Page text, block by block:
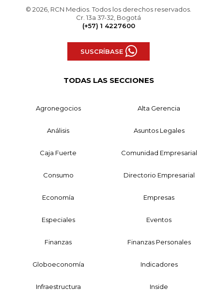
© 2026, RCN Medios. Todos los derechos reservados.
Cr. 13a 37-32, Bogotá
(+57) 1 4227600
SUSCRÍBASE
TODAS LAS SECCIONES
Agronegocios Alta Gerencia
Análisis Asuntos Legales
Caja Fuerte Comunidad Empresarial
Consumo Directorio Empresarial
Economía Empresas
Especiales Eventos
Finanzas Finanzas Personales
Globoeconomía Indicadores
Infraestructura Inside